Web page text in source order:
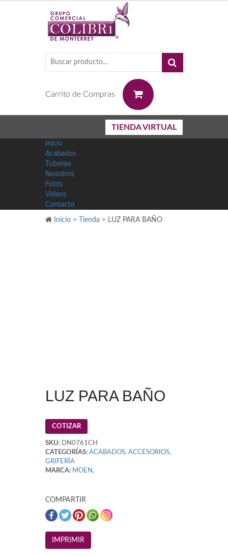
Carrito de Compras
TIENDA VIRTUAL
Inicio
Acabados
Tuberias
Nosotros
Fotos
Videos
Contacto
Inicio > Tienda > LUZ PARA BAÑO
LUZ PARA BAÑO
COTIZAR
SKU: DN0761CH
CATEGORÍAS: ACABADOS, ACCESORIOS,
GRIFERÍA
MARCA: MOEN,
COMPARTIR